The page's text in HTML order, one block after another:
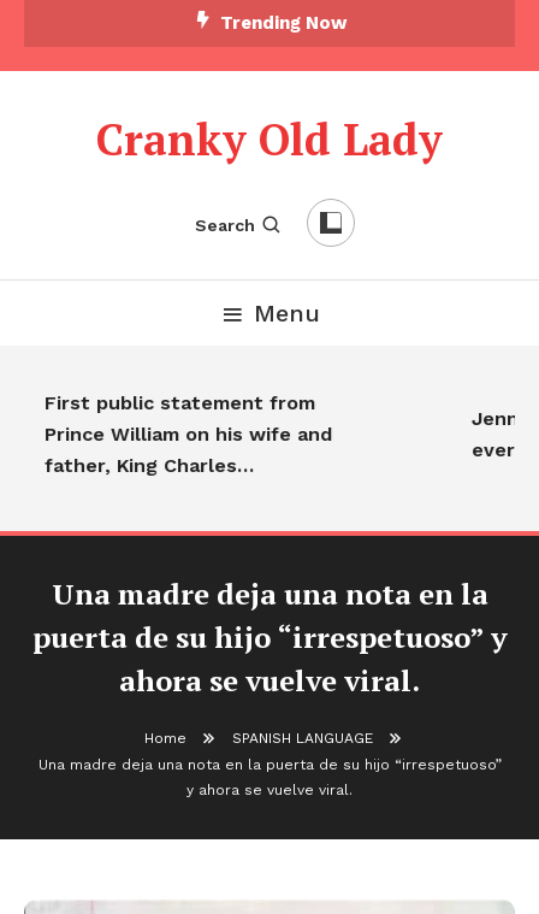
Trending Now
Cranky Old Lady
Search
Menu
First public statement from
Prince William on his wife and
father, King Charles…
Una madre deja una nota en la
puerta de su hijo “irrespetuoso” y
ahora se vuelve viral.
Home
SPANISH LANGUAGE
Una madre deja una nota en la puerta de su hijo “irrespetuoso”
y ahora se vuelve viral.